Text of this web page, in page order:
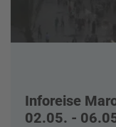
Inforeise
02.05. -